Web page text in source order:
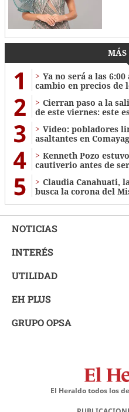
MÁS
1
Ya no será a las
cambio en precios de
2
Cierran paso a la
de este viernes: este
3
Video: pobladores
asaltantes en
4
Kenneth Pozo
cautiverio antes de
5
Claudia Canahuati,
busca la corona del
NOTICIAS
INTERÉS
UTILIDAD
EH PLUS
GRUPO OPSA
El Heraldo todos los